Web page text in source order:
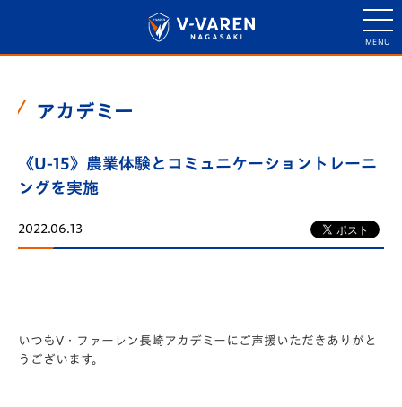
アカデミー
《U-15》農業体験とコミュニケーショントレーニ
ングを実施
2022.06.13
いつもV・ファーレン長崎アカデミーにご声援いただきありがと
うございます。